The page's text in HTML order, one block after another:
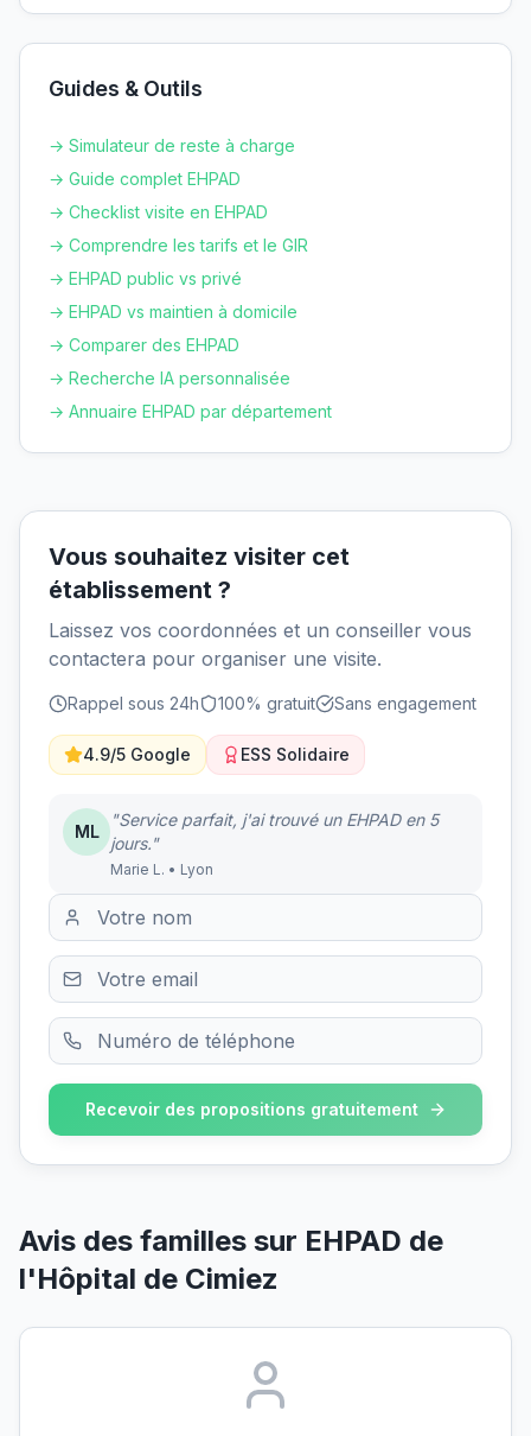
Guides & Outils
→ Simulateur de reste à charge
→ Guide complet EHPAD
→ Checklist visite en EHPAD
→ Comprendre les tarifs et le GIR
→ EHPAD public vs privé
→ EHPAD vs maintien à domicile
→ Comparer des EHPAD
→ Recherche IA personnalisée
→ Annuaire EHPAD par département
Vous souhaitez visiter cet
établissement ?
Laissez vos coordonnées et un conseiller vous
contactera pour organiser une visite.
Rappel sous 24h 100% gratuit Sans engagement
4.9/5 Google ESS Solidaire
ML
"Service parfait, j'ai trouvé un EHPAD en 5
jours."
Marie L. • Lyon
Recevoir des propositions gratuitement
Avis des familles sur EHPAD de
l'Hôpital de Cimiez